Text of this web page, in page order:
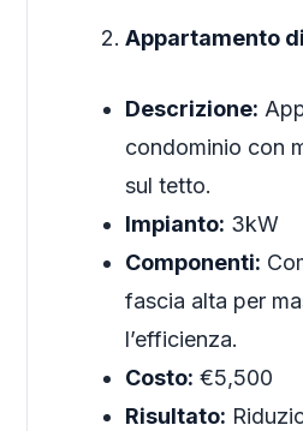
Appartamento
Descrizione:
condominio con
sul tetto.
Impianto: 3kW
Componenti:
fascia alta per
l’efficienza.
Costo: €5,500
Risultato: